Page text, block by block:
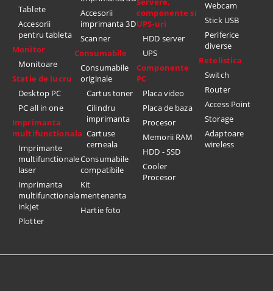
Tablete
Accesorii
pentru tableta
Monitor
Monitoare
Statie de lucru
Desktop PC
PC all in one
Imprimanta
multifunctionala
Imprimante
multifunctionale
laser
Imprimanta
multifunctionala
inkjet
Plotter
Accesorii
imprimanta 3D
Scanner
Consumabile
Consumabile
originale
Cartus toner
Cilindru
imprimanta
Cartuse
cerneala
Consumabile
compatibile
Kit
mentenanta
Hartie foto
componente si
UPS-uri
HDD server
UPS
Componente
PC
Placa video
Placa de baza
Procesor
Memorii RAM
HDD - SSD
Cooler
Procesor
Webcam
Stick USB
Periferice
diverse
Retelistica
Switch
Router
Access Point
Storage
Adaptoare
wireless